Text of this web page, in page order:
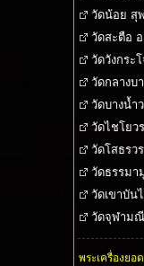
วัดน้อย สุ
วัดสะตือ
วัดวังกระ
วัดกลางบ
วัดบางน้ำ
วัดไชโยว
วัดโสธรว
วัดธรรมา
วัดเขาบัน
วัดจุฬาม
พระเครื่องย